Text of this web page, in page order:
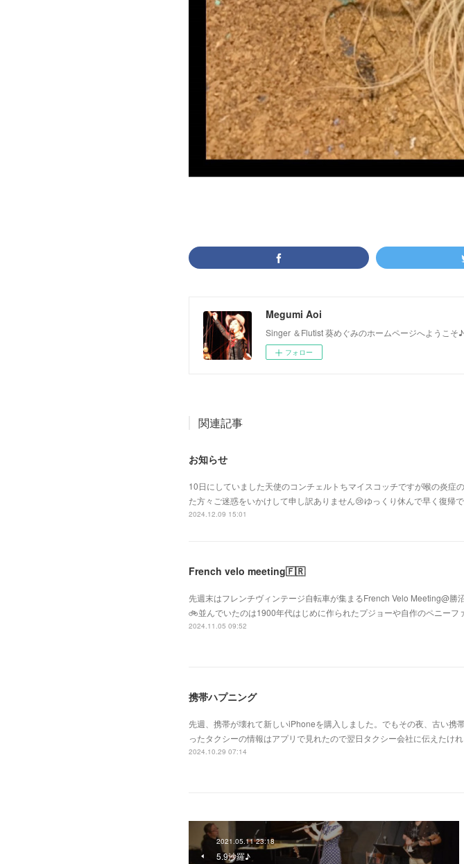
Megumi Aoi
Singer ＆Flutist 葵めぐみのホームページへようこそ♪
フォロー
関連記事
お知らせ
10日にしていました天使のコンチェルトちマイスコッチですが喉の炎
た方々ご迷惑をいかけして申し訳ありません😢ゆっくり休んで早く復帰
2024.12.09 15:01
French velo meeting🇫🇷
先週末はフレンチヴィンテージ自転車が集まるFrench Velo Meeting@
🚲並んでいたのは1900年代はじめに作られたプジョーや自作のペニーフ
2024.11.05 09:52
携帯ハプニング
先週、携帯が壊れて新しいiPhoneを購入しました。でもその夜、古い携
ったタクシーの情報はアプリで見れたので翌日タクシー会社に伝えたけ
2024.10.29 07:14
2021.05.11 23:18
5.9沙羅♪